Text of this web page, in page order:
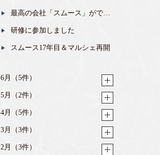
ました。
最高の会社「スムース」ができ
たわけ。
研修に参加しました
スムース17年目＆マルシェ再開
6月（5件）
5月（2件）
4月（5件）
3月（3件）
2月（3件）